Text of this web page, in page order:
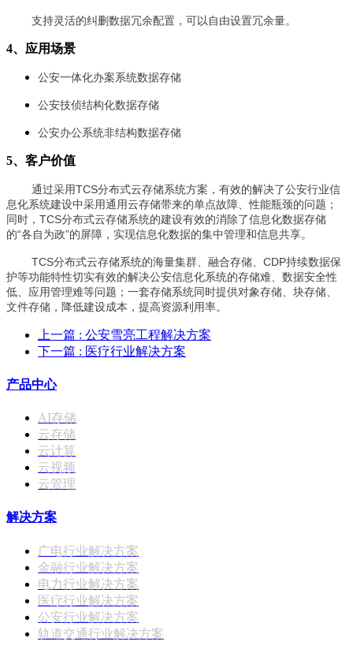
支持灵活的纠删数据冗余配置，可以自由设置冗余量。
4、应用场景
公安一体化办案系统数据存储
公安技侦结构化数据存储
公安办公系统非结构数据存储
5、客户价值
通过采用TCS分布式云存储系统方案，有效的解决了公安行业信
息化系统建设中采用通用云存储带来的单点故障、性能瓶颈的问题；
同时，TCS分布式云存储系统的建设有效的消除了信息化数据存储
的“各自为政”的屏障，实现信息化数据的集中管理和信息共享。
TCS分布式云存储系统的海量集群、融合存储、CDP持续数据保
护等功能特性切实有效的解决公安信息化系统的存储难、数据安全性
低、应用管理难等问题；一套存储系统同时提供对象存储、块存储、
文件存储，降低建设成本，提高资源利用率。
上一篇 : 公安雪亮工程解决方案
下一篇 : 医疗行业解决方案
产品中心
AI存储
云存储
云计算
云视频
云管理
解决方案
广电行业解决方案
金融行业解决方案
电力行业解决方案
医疗行业解决方案
公安行业解决方案
轨道交通行业解决方案